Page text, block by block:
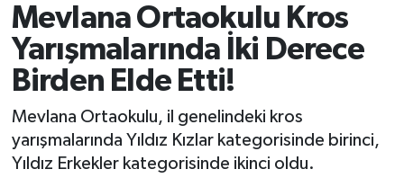
Mevlana Ortaokulu Kros
Yarışmalarında İki Derece
Birden Elde Etti!
Mevlana Ortaokulu, il genelindeki kros
yarışmalarında Yıldız Kızlar kategorisinde birinci,
Yıldız Erkekler kategorisinde ikinci oldu.
DÜNYA
EĞİTİM
GENÇ
Bingöl Namaz Vakitleri
Bingöl Trafik Yoğunluk Haritası
Tüm Manşetler